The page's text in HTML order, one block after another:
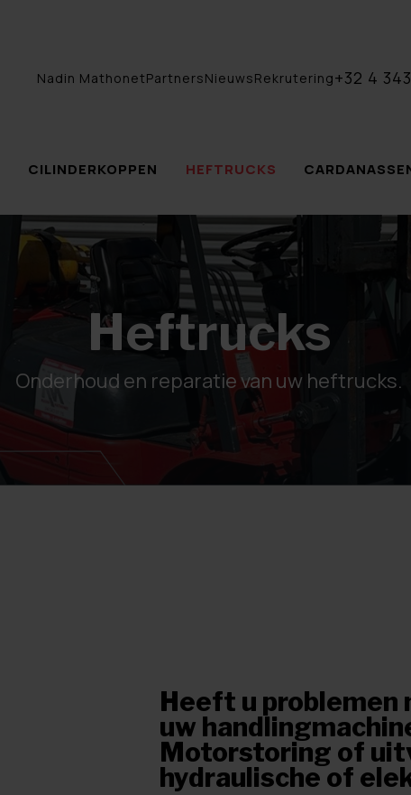
Nadin MathonetPartnersNieuwsRekrutering+32 4
CILINDERKOPPEN HEFTRUCKS
Heftrucks
Onderhoud en reparatie van uw heftrucks.
Heeft u
uw
Motorstoring of
hydraulische of